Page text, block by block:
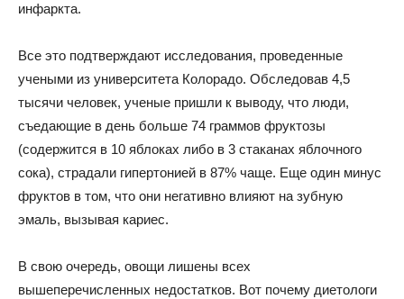
инфаркта.
Все это подтверждают исследования, проведенные
учеными из университета Колорадо. Обследовав 4,5
тысячи человек, ученые пришли к выводу, что люди,
съедающие в день больше 74 граммов фруктозы
(содержится в 10 яблоках либо в 3 стаканах яблочного
сока), страдали гипертонией в 87% чаще. Еще один минус
фруктов в том, что они негативно влияют на зубную
эмаль, вызывая кариес.
В свою очередь, овощи лишены всех
вышеперечисленных недостатков. Вот почему диетологи